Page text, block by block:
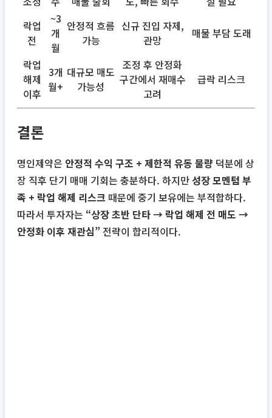
락업
전
~3
개
월
안정적 흐름
가능
신규 진입 자제,
관망
매물 부담 도래
락업
해제
이후
3개
월+
대규모 매도
가능성
조정 후 안정화
구간에서 재매수
고려
급락 리스크
결론
명인제약은 안정적 수익 구조 + 제한적 유동 물량 덕분에 상
장 직후 단기 매매 기회는 충분하다. 하지만성장 모멘텀 부
족 + 락업 해제 리스크 때문에 중기 보유에는 부적합하다.
따라서 투자자는 “상장 초반 단타 → 락업 해제 전 매도 →
안정화 이후 재관심” 전략이 합리적이다.